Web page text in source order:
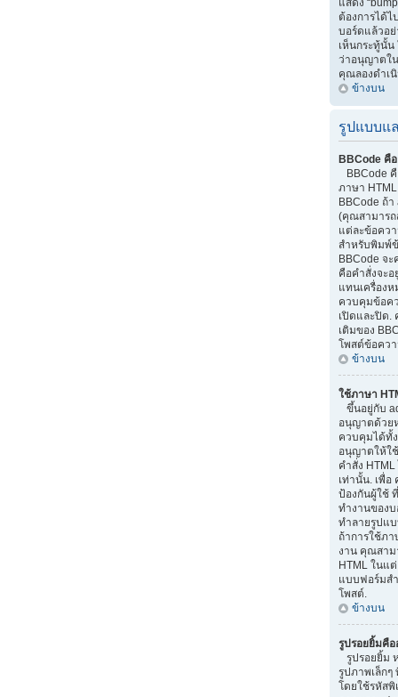
ต้องการได้
บอร์ดแล้วอ
เห็นกระทู้นั้
ว่าอนุญาตใ
คุณลองดำเ
ข้างบน
รูปแบบแ
BBCode คือ
BBCode
ภาษา
BBCode ถ้
(คุณสามารถ
แต่ละข้อคว
สำหรับพิมพ์
BBCode จ
คือคำสั่งจะอ
แทนเครื่องห
ควบคุมข้อค
เปิดและปิด.
เติมของ
โพสต์ข้อคว
ข้างบน
ใช้ภาษา
ขึ้นอยู่กับ
อนุญาตด้วย
ควบคุมได้ทั้
อนุญาตให้ใ
คำสั่ง
เท่านั้น. เพื่
ป้องกันผู้ใช้
ทำงานของ
ทำลายรูปแ
ถ้าการใช้ภา
งาน คุณสาม
HTML ในแ
แบบฟอร์มส
โพสต์.
ข้างบน
รูปรอยยิ้มคือ
รูปรอยยิ้ม
รูปภาพเล็ก
โดยใช้รหัสพิ